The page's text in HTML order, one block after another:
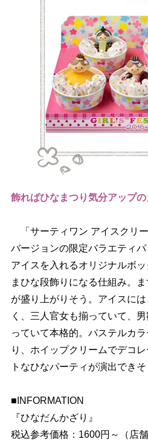
飾ればひなまつり気分アップ
「サーティワン アイスクリ
バージョンの限定バラエティ
アイスを入れるオリジナルボ
まひな段飾りになる仕組み。
が盛り上がりそう。アイスに
く、三人官女も揃っていて、
っていて本格的。パステルカ
り、ホイップクリームでデコ
トなひなパーティが演出できそ
■INFORMATION
『ひなだんかざり』
税込参考価格：1600円～（店